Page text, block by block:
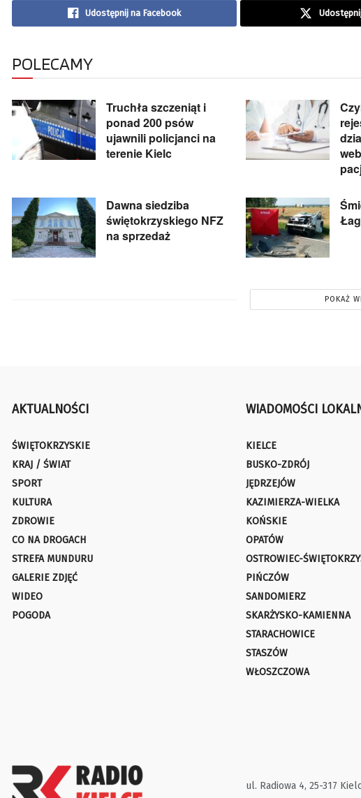
Udostępnij na Facebook
POLECAMY
Truchła szczeniąt i
ponad 200 psów
ujawnili policjanci na
terenie Kielc
Dawna siedziba
świętokrzyskiego NFZ
na sprzedaż
POKAŻ
AKTUALNOŚCI
ŚWIĘTOKRZYSKIE
KRAJ / ŚWIAT
SPORT
KULTURA
ZDROWIE
CO NA DROGACH
STREFA MUNDURU
GALERIE ZDJĘĆ
WIDEO
POGODA
WIADOMOŚCI
KIELCE
BUSKO-ZDRÓJ
JĘDRZEJÓW
KAZIMIERZA-WIELKA
KOŃSKIE
OPATÓW
OSTROWIEC-
PIŃCZÓW
SANDOMIERZ
SKARŻYSKO-KAMIENNA
STARACHOWICE
STASZÓW
WŁOSZCZOWA
ul. Radiowa 4, 25-317